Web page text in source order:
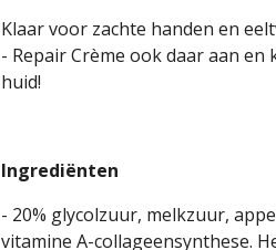
Klaar voor zachte handen en
- Repair Crème ook daar aan
huid!
Ingrediënten
- 20% glycolzuur, melkzuur,
vitamine A-collageensynthese.